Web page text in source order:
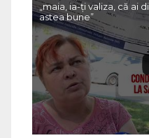
„maia, ia-ți valiza, că ai
astea bune”